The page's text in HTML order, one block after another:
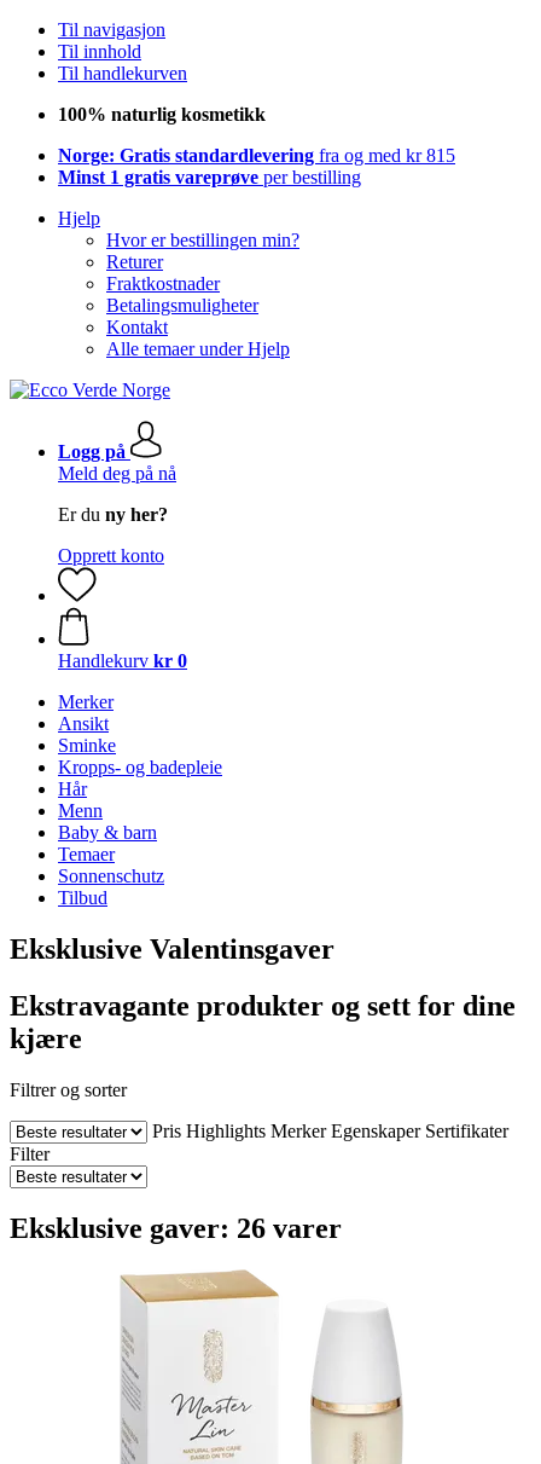
Til navigasjon
Til innhold
Til handlekurven
100% naturlig kosmetikk
Norge: Gratis standardlevering fra og med kr 815
Minst 1 gratis vareprøve per bestilling
Hjelp
Hvor er bestillingen min?
Returer
Fraktkostnader
Betalingsmuligheter
Kontakt
Alle temaer under Hjelp
Logg på
Meld deg på nå
Er du ny her?
Opprett konto
Handlekurv kr 0
Merker
Ansikt
Sminke
Kropps- og badepleie
Hår
Menn
Baby & barn
Temaer
Sonnenschutz
Tilbud
Eksklusive Valentinsgaver
Ekstravagante produkter og sett for dine
kjære
Filtrer og sorter
Pris Highlights Merker Egenskaper Sertifikater
Filter
Eksklusive gaver: 26 varer